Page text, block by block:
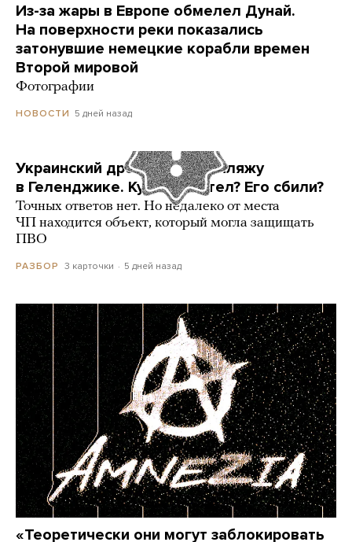
Из-за жары в Европе обмелел Дунай.
На поверхности реки показались
затонувшие немецкие корабли времен
Второй мировой
Фотографии
НОВОСТИ 5 дней назад
Украинский дрон попал по пляжу
в Геленджике. Куда он летел? Его сбили?
Точных ответов нет. Но недалеко от места
ЧП находится объект, который могла защищать
ПВО
РАЗБОР 3 карточки 5 дней назад
«Теоретически они могут заблокировать